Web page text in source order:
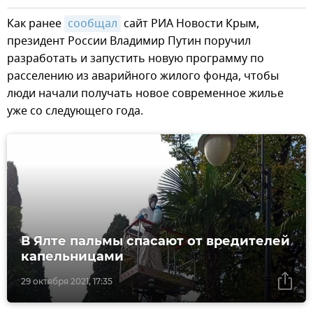
Как ранее сообщал сайт РИА Новости Крым,
президент России Владимир Путин поручил
разработать и запустить новую программу по
расселению из аварийного жилого фонда, чтобы
люди начали получать новое современное жилье
уже со следующего года.
29 октября 2021, 17:35
В Ялте пальмы спасают от вредителей
капельницами